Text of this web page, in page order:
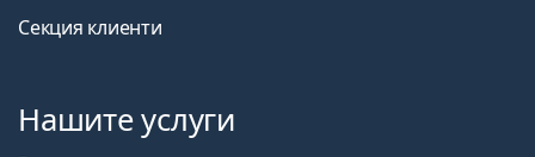
Секция клиенти
Нашите услуги